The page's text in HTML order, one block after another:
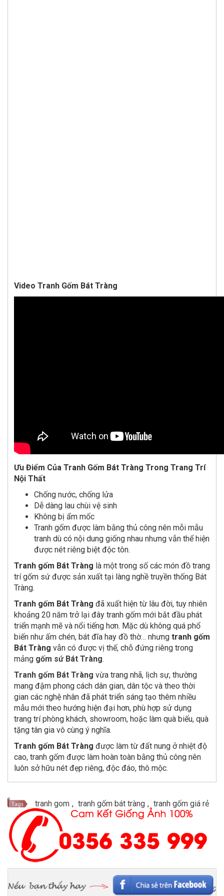
Video Tranh Gốm Bát Tràng
Ưu Điểm Của Tranh Gốm Bát Tràng Trong Trang Trí
Nội Thất
Chống nước, chống lửa
Dễ dàng lau chùi vệ sinh
Không bị ẩm mốc
Tranh gốm được làm bằng thủ công nên mỗi mẫu
tranh dù có nội dung giống nhau nhưng vẫn thể hiện
được nét riêng biệt độc tôn.
Tranh gốm Bát Tràng là một trong số các món đồ trang
trí gốm sứ được sản xuất tại làng nghề truyền thống Bát
Tràng.
Tranh gốm Bát Tràng đã xuất hiện từ lâu đời, tuy nhiên
khoảng 20 năm trở lại đây tranh gốm mới bắt đầu phát
triển mạnh mẽ và nổi tiếng hơn. Mặc dù không quá phổ
biến như ấm chén, bát đĩa hay đồ thờ… nhưng tranh gốm
Bát Tràng vẫn có được vị thế, chỗ đứng riêng trong
mảng gốm sứ Bát Tràng.
Tranh gốm Bát Tràng vừa trang nhã, lịch sự, thường
mang đậm phong cách dân gian, dân tộc và theo thời
gian các nghệ nhân đã phát triển sáng tạo thêm nhiều
mẫu mới theo hướng hiện đại hơn, phù hợp sử dụng
trang trí phòng khách, showroom, hoặc làm quà biếu, quà
tặng tân gia vô cùng ý nghĩa.
Tranh gốm Bát Tràng được làm từ đất nung ở nhiệt độ
cao, tranh gốm được làm hoàn toàn bằng thủ công nên
luôn sở hữu nét đẹp riêng, độc đáo, thô mộc.
tranh gom , tranh gốm bát tràng , tranh gốm giá rẻ